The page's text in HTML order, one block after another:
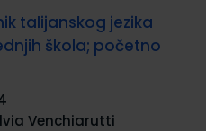
talijanskog jezika
škola; početno
Venchiarutti